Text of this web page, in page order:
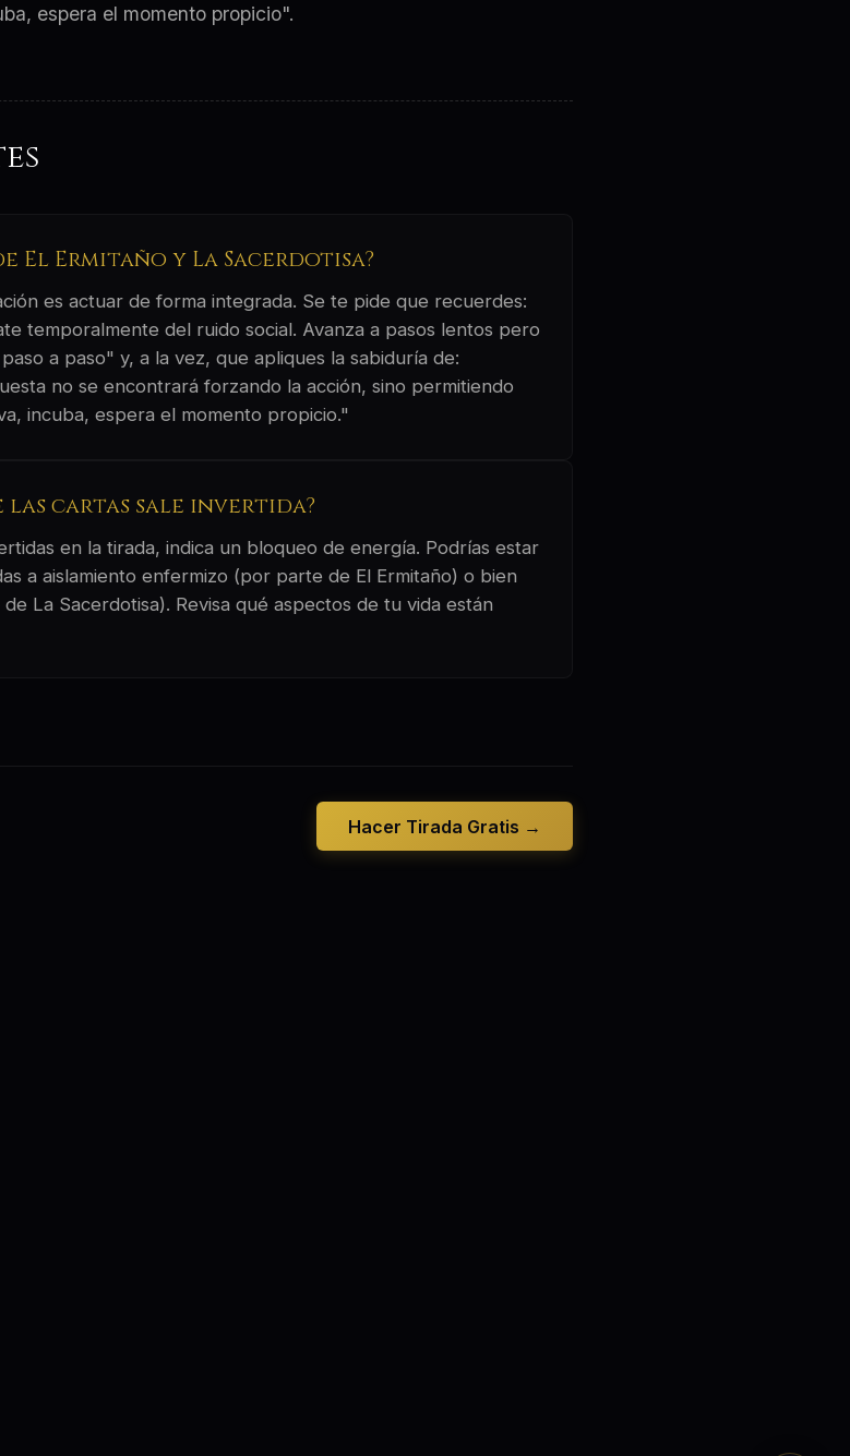
espera el momento propicio".
El Ermitaño y La Sacerdotisa?
es actuar de forma integrada. Se te pide que recuerdes:
temporalmente del ruido social. Avanza a pasos lentos pero
a paso" y, a la vez, que apliques la sabiduría de:
no se encontrará forzando la acción, sino permitiendo
incuba, espera el momento propicio."
las cartas sale invertida?
en la tirada, indica un bloqueo de energía. Podrías estar
a aislamiento enfermizo (por parte de El Ermitaño) o bien
La Sacerdotisa). Revisa qué aspectos de tu vida están
Hacer Tirada Gratis →